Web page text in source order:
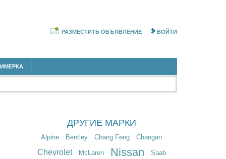
РАЗМЕСТИТЬ ОБЪЯВЛЕНИЕ ВОЙТИ
ДРУГИЕ МАРКИ
Alpine Bentley Chang Feng Changan
Chevrolet McLaren Nissan Saab